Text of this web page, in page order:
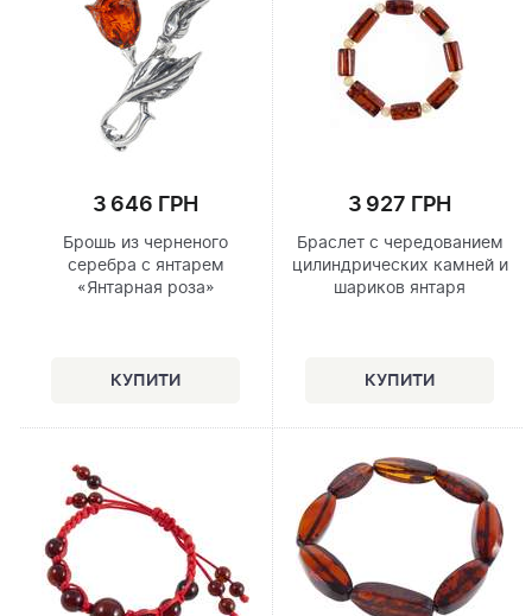
3 646 ГРН
Брошь из черненого
серебра с янтарем
«Янтарная роза»
3 927 ГРН
Браслет с чередованием
цилиндрических камней и
шариков янтаря